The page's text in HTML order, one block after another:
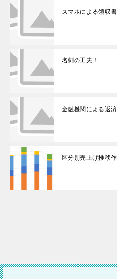
スマホによる領収
名刺の工夫！
金融機関による返
区分別売上げ推移
ナ